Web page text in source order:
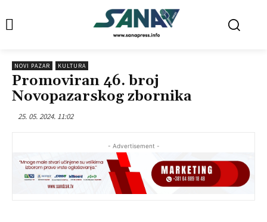
NOVI PAZAR KULTURA
Promoviran 46. broj
Novopazarskog zbornika
25. 05. 2024. 11:02
- Advertisement -